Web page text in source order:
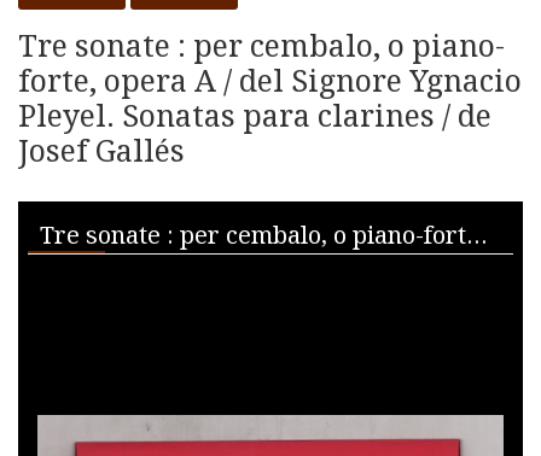
Tre sonate : per cembalo, o piano-
forte, opera A / del Signore Ygnacio
Pleyel. Sonatas para clarines / de
Josef Gallés
Media Viewer Tre sonate : per cembalo, o piano-forte, opera A / del Signore Ygnacio Pleyel. Sonatas para clarines